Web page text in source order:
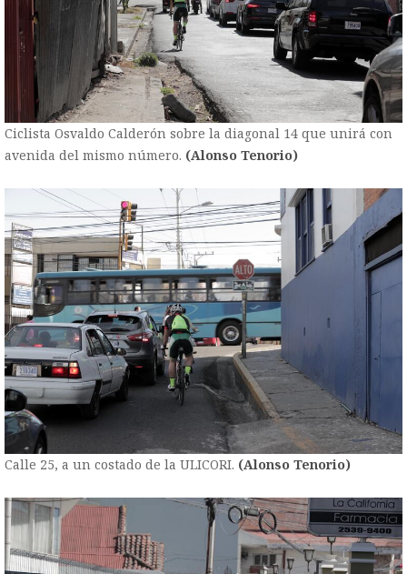
Ciclista Osvaldo Calderón sobre la diagonal 14 que unirá con
avenida del mismo número. (Alonso Tenorio)
Calle 25, a un costado de la ULICORI. (Alonso Tenorio)